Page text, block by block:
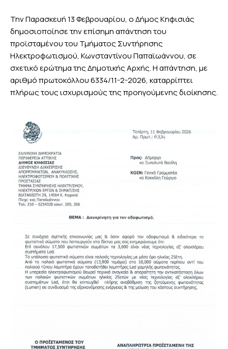
Την Παρασκευή 13 Φεβρουαρίου, ο Δήμος Κηφισιάς
δημοσιοποίησε την επίσημη απάντηση του
προϊσταμένου του Τμήματος Συντήρησης
Ηλεκτροφωτισμού, Κωνσταντίνου Παπαϊωάννου, σε
σχετικό ερώτημα της Δημοτικής Αρχής. Η απάντηση, με
αριθμό πρωτοκόλλου 6334/11-2-2026, καταρρίπτει
πλήρως τους ισχυρισμούς της προηγούμενης διοίκησης.